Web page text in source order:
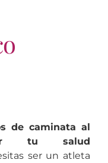
de caminata al
tu salud
ser un atleta